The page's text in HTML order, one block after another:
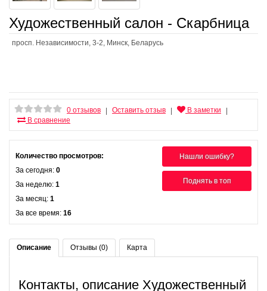
Художественный салон - Скарбница
просп. Независимости, 3-2, Минск, Беларусь
0 отзывов Оставить отзыв В заметки
В сравнение
Нашли ошибку?
Поднять в топ
Количество просмотров:
За сегодня: 0
За неделю: 1
За месяц: 1
За все время: 16
Описание Отзывы (0) Карта
Контакты, описание Художественный